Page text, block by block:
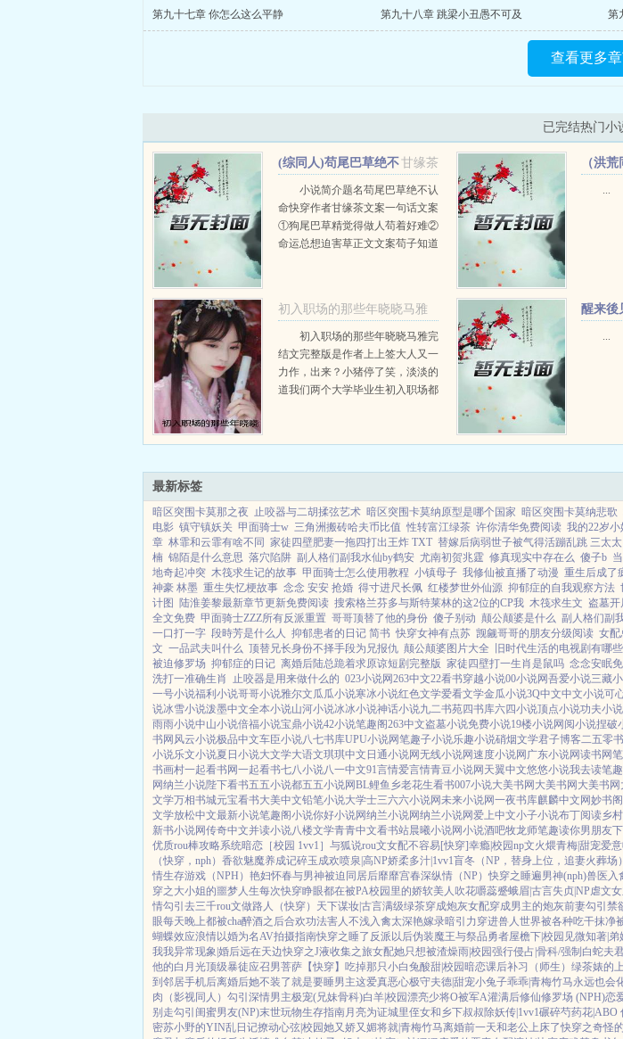
第九十七章 你怎么这么平静 第九十八章 跳梁小丑愚不可及 第
查看更多
已完结热门小
甘缘茶
(综同人)苟尾巴草绝不
认命[快穿]+番外
小说简介题名苟尾巴草绝不认
命快穿作者甘缘茶文案一句话文案
①狗尾巴草精觉得做人苟着好难②
命运总想迫害草正文文案苟子知道
能...
（洪
...
初入职场的那些年晓晓马雅
完结文
晓晓马雅
初入职场的那些年晓晓马雅完
结文完整版是作者上上签大人又一
力作，出来？小猪停了笑，淡淡的
道我们两个大学毕业生初入职场都
些劫难后，我遇到了真心待我的小
醒来後
...
最新标签
暗区突围卡莫那之夜 止咬器与二胡揉弦艺术 暗区突围卡莫纳原型是哪个国家 暗区突围卡莫纳悲歌
电影 镇守镇妖关 甲面骑士w 三角洲搬砖哈夫币比值 性转富江绿茶 许你清华免费阅读 我的22岁
章 林霏和云霏有啥不同 家徒四壁肥妻一拖四打出王炸 TXT 替嫁后病弱世子被气得活蹦乱跳 三太太
楠 锦陌是什么意思 落穴陷阱 副人格们副我水仙by鹤安 尤南初贺兆霆 修真现实中存在么 傻子b
地奇起冲突 木筏求生记的故事 甲面骑士怎么使用教程 小镇母子 我修仙被直播了动漫 重生后成了
神豪 林墨 重生失忆梗故事 念念 安安 抢婚 得寸进尺长佩 红楼梦世外仙源 抑郁症的自我观察方法
计图
陆淮姜黎最新章节更新免费阅读 搜索格兰芬多与斯特莱林的这2位的CP我 木筏求生文 盗墓开
全文免费 甲面骑士ZZZ所有反派重置 哥哥顶替了他的身份 傻子别动 颠公颠婆是什么 副人格们副
一口打一字 段時芳是什么人 抑郁患者的日记 简书 快穿女神有点苏 觊觎哥哥的朋友分级阅读 女配
文 一品武夫叫什么 顶替兄长身份不择手段为兄报仇 颠公颠婆图片大全 旧时代生活的电视剧有哪些
被迫修罗场 抑郁症的日记 离婚后陆总跪着求原谅短剧完整版 家徒四壁打一生肖是鼠吗 念念安眠
洗打一准确生肖
止咬器是用来做什么的 023小说网263中文22看书穿越小说00小说网吾爱小说三藏
一号小说福利小说哥哥小说雅尔文瓜瓜小说寒冰小说红色文学爱看文学金瓜小说3Q中文中文小说可
说冰雪小说泼墨中文全本小说山河小说冰冰小说神话小说九二书苑四书库六四小说顶点小说功夫小说
雨雨小说中山小说倍福小说宝鼎小说42小说笔趣阁263中文盗墓小说免费小说19楼小说网阅小说捏破
书网 风云小说极品中文车臣小说八七书库UPU小说网笔趣子小说乐趣小说硝烟文学君子博客二五零
小说乐文小说夏日小说大文学大语文琪琪中文 日通小说网无线小说网速度小说网 广东小说网读书网
书画村一起看书网一起看书七八小说八一中文91言情爱言情青豆小说网 天翼中文悠悠小说我去读笔
网纳兰小说陛下看书五五小说都五五小说网BL鲤鱼乡老花生看书007小说大美书网 大美书网 大美书网
文学万相书城元宝看书大美中文铅笔小说大学士三六六小说网未来小说网一夜书库麒麟中文网妙书阁
文学放松中文最新小说笔趣阁小说你好小说网纳兰小说网纳兰小说网爱上中文小子小说布丁阅读乡
新书小说网传奇中文并读小说八楼文学青青中文看书站晨曦小说网小说酒吧牧龙师笔趣读你男朋友
优质rou棒攻略系统暗恋［校园 1vv1］ 与狐说rou文女配不容易[快穿]幸瘾|校园np文火煨青梅|甜宠爱
（快穿，nph） 香欲魅魔养成记碎玉成欢喷泉|高NP娇柔多汁|1vv1盲冬（NP，替身上位，追妻火葬场）
情生存游戏（NPH） 艳妇怀春与男神被迫同居后靡靡宫春深纵情（NP）快穿之睡遍男神(nph)兽医 入
穿之大小姐的噩梦人生每次快穿睁眼都在被PA校园里的娇软美人 吹花嚼蕊蹙蛾眉|古言失贞|NP虐文
情勾引 去三千rou文做路人（快穿） 天下谋妆|古言满级绿茶穿成炮灰女配穿成男主的炮灰前妻勾引禁
眼每天晚上都被cha醉酒之后合欢功法害人不浅入禽太深艳嫁录暗引力穿进兽人世界被各种吃干抹净
蝴蝶效应浪情以婚为名AV拍摄指南快穿之睡了反派以后伪装魔王与祭品勇者屋檐下|校园 见微知著|弟
我我异常现象|婚后远在天边快穿之J液收集之旅女配她只想被渣燥雨|校园强行侵占|骨科/强制 白蛇夫
他的白月光顶级暴徒应召男菩萨 【快穿】吃掉那只小白兔酸甜|校园暗恋课后补习（师生） 绿茶婊的
到邻居手机后离婚后她不装了就是要睡男主这爱真恶心极守夫德|甜宠小兔子乖乖|青梅竹马永远也会
肉 （影视同人）勾引深情男主极宠(兄妹骨科)白羊|校园漂亮少将O被军A灌满后修仙修罗场 (NPH)恋
别走勾引闺蜜男友(NP)末世玩物生存指南月亮为证城里侄女和乡下叔叔除妖传|1vv1碾碎芍药花|ABO
密苏小野的YIN乱日记撩动心弦|校园她又娇又媚将就|青梅竹马离婚前一天和老公上床了快穿之奇怪